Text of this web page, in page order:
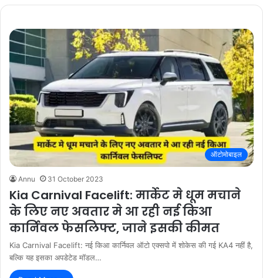
ऑटोमोबाइल
Annu 31 October 2023
Kia Carnival Facelift: मार्केट मे धूम मचाने
के लिए नए अवतार मे आ रही नई किआ
कार्निवल फेसलिफ्ट, जाने इसकी कीमत
Kia Carnival Facelift: नई किआ कार्निवल ऑटो एक्सपो में शोकेस की गई KA4 नहीं है,
बल्कि यह इसका अपडेटेड मॉडल…